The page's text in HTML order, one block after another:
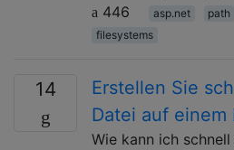
446
asp.net path
filesystems
14
Erstellen Sie
Datei auf einem
Wie kann ich